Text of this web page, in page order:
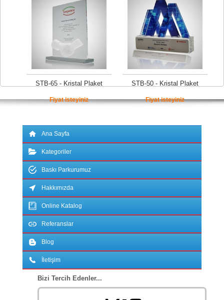
Fiyat isteyiniz Fiyat isteyiniz
STB-65 - Kristal Plaket
Fiyat isteyiniz
STB-50 - Kristal Plaket
Fiyat isteyiniz
Ana Sayfa
Kategoriler
Baskı Parkurumuz
Hakkımızda
Online Katalog
Referanslar
Blog
İletişim
Bizi Tercih Edenler...